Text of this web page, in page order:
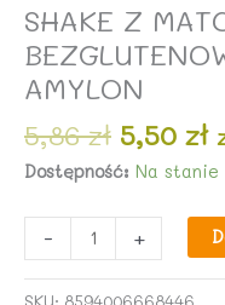
SHAKE Z
AMYLON
5,86zł
cena
5,86 zł.
5,50 zł
Dostępność: Na stanie
-
SHAKE
Z
+